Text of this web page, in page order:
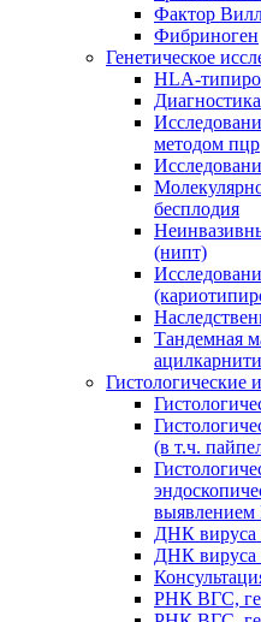
Фактор
Фибриноген
Генетическое
HLA-
методом пцр
бесплодия
(нипт)
Тандемная
Гистологические
(в т.ч.
выявлением
ДНК вируса
ДНК вируса
РНК ВГC,